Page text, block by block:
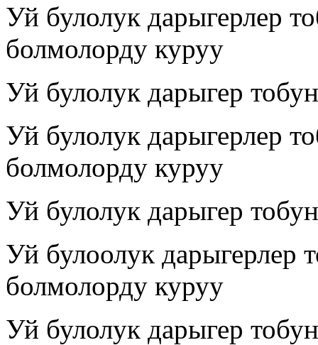
Уй булолук дарыгерлер
болмолорду куруу
Уй булолук дарыгер
Уй булолук дарыгерлер
болмолорду куруу
Уй булолук дарыгер
Уй булоолук дарыгерлер
болмолорду куруу
Уй булолук дарыгер